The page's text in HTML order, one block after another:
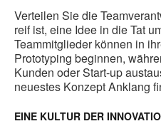
Verteilen Sie die
reif ist, eine Idee in die Tat
Teammitglieder können in
Prototyping beginnen,
Kunden oder Start-up
neuestes Konzept Anklang
EINE KULTUR DER